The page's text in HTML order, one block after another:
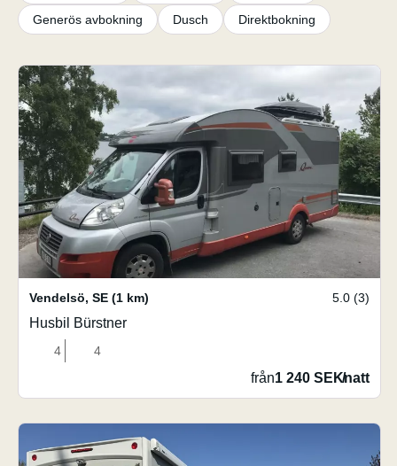
Generös avbokning Dusch Direktbokning
Vendelsö, SE (1 km) 5.0 (3)
Husbil Bürstner
4 4
från1 240 SEK/natt